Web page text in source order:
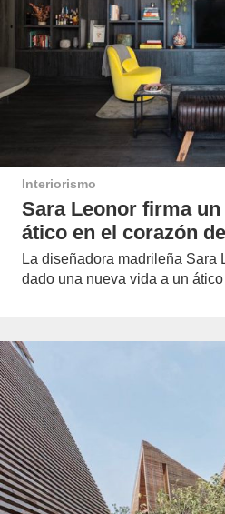
Interiorismo
Sara Leonor firma
ático en el corazón
La diseñadora madrileña Sara
dado una nueva vida a un